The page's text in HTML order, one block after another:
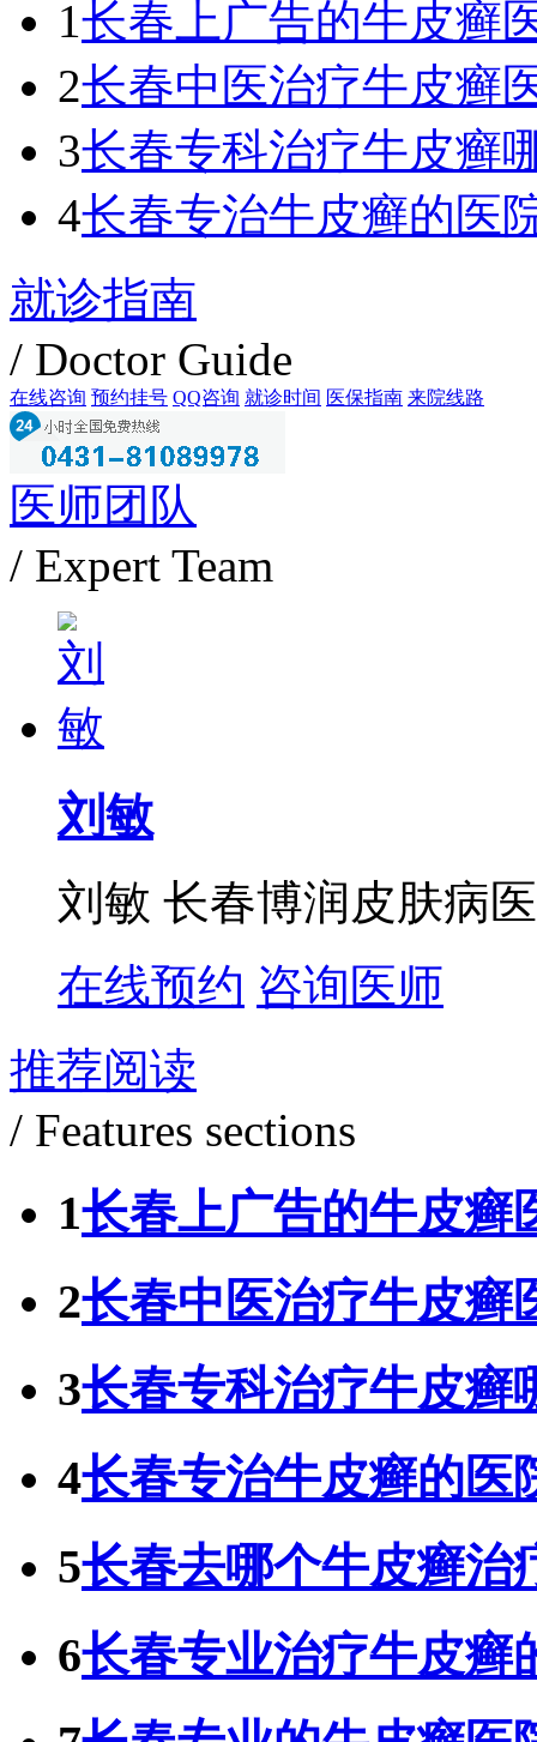
1长春上广告的牛皮癣
2长春中医治疗牛皮癣
3长春专科治疗牛皮癣
4长春专治牛皮癣的医
就诊指南
/ Doctor Guide
在线咨询 预约挂号 QQ咨询 就诊时间 医保指南 来院线路
医师团队
/ Expert Team
刘敏
刘敏 长春博润皮肤病
在线预约 咨询医师
推荐阅读
/ Features sections
1长春上广告的牛皮癣
2长春中医治疗牛皮癣
3长春专科治疗牛皮癣
4长春专治牛皮癣的医
5长春去哪个牛皮癣治
6长春专业治疗牛皮癣